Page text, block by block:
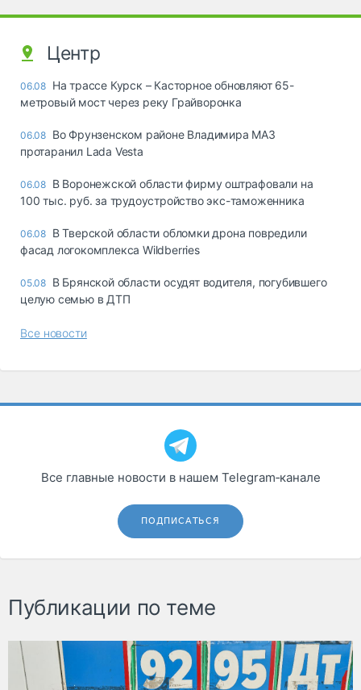
Центр
06.08 На трассе Курск – Касторное обновляют 65-
метровый мост через реку Грайворонка
06.08 Во Фрунзенском районе Владимира МАЗ
протаранил Lada Vesta
06.08 В Воронежской области фирму оштрафовали на
100 тыс. руб. за трудоустройство экс-таможенника
06.08 В Тверской области обломки дрона повредили
фасад логокомплекса Wildberries
05.08 В Брянской области осудят водителя, погубившего
целую семью в ДТП
Все новости
Все главные новости в нашем Telegram‑канале
ПОДПИСАТЬСЯ
Публикации по теме